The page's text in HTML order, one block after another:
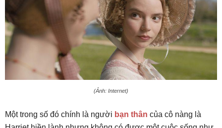
(Ảnh: Internet)
Một trong số đó chính là người bạn thân của cô nàng là